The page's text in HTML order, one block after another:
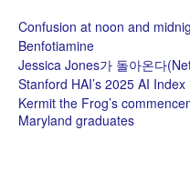
Confusion at noon and
Benfotiamine
Jessica Jones가 돌아온다
Stanford HAI’s 2025 AI
Kermit the Frog’s
Maryland graduates